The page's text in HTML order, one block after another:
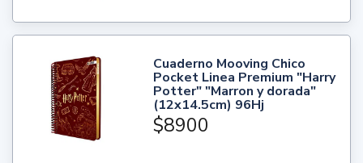
Cuaderno Mooving Chico
Pocket Linea Premium "Harry
Potter" "Marron y dorada"
(12x14.5cm) 96Hj
$8900